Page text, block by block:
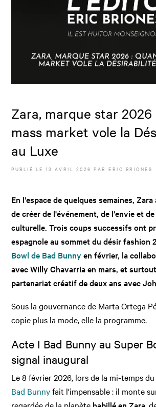
Zara, marque star 2026
mass market vole la
au Luxe
PUBLIÉ LE13 AVRIL 2026 PARERIC BRIONES
En l'espace de quelques semaines, Zara
de créer de l'événement, de l'envie et
culturelle. Trois coups successifs ont
espagnole au sommet du désir fashion
Bowl de Bad Bunny en février, la
avec Willy Chavarria en mars, et
partenariat créatif de deux ans avec
Sous la gouvernance de Marta Ortega
copie plus la mode, elle la programme.
Acte I Bad Bunny au Super
signal inaugural
Le 8 février 2026, lors de la mi-temps
Bad Bunnyfait l'impensable : il monte